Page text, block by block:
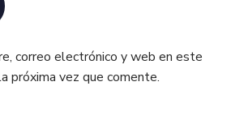
correo electrónico y web en este
próxima vez que comente.